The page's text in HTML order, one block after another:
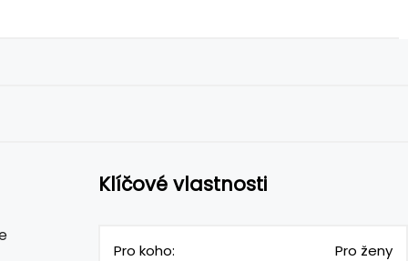
Klíčové vlastnosti
Pro koho: Pro ženy